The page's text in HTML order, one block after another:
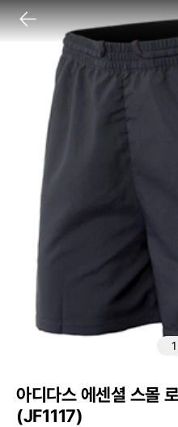
1
아디다스 에센셜 스몰
(JF1117)